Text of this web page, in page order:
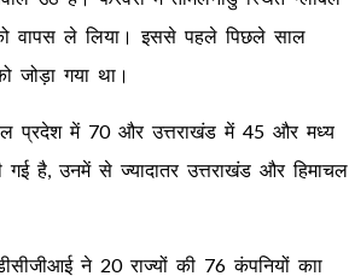
वापस ले लिया। इससे पहले पिछले साल
जोड़ा गया था।
प्रदेश में 70 और उत्तराखंड में 45 और मध्य
है, उनमें से ज्यादातर उत्तराखंड और हिमाचल
ने 20 राज्यों की 76 कंपनियों काा